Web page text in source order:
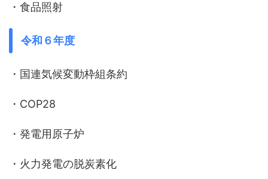
・食品照射
令和６年度
・国連気候変動枠組条約
・COP28
・発電用原子炉
・火力発電の脱炭素化